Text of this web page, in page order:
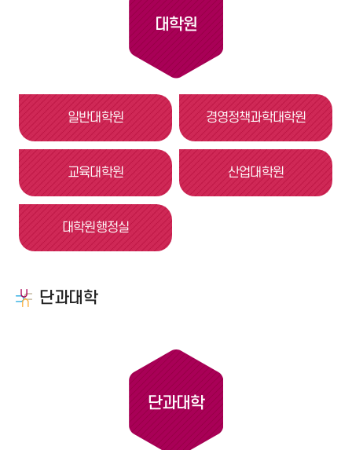
대학원
일반대학원 경영정책과학대학원
교육대학원 산업대학원
대학원행정실
단과대학
단과대학